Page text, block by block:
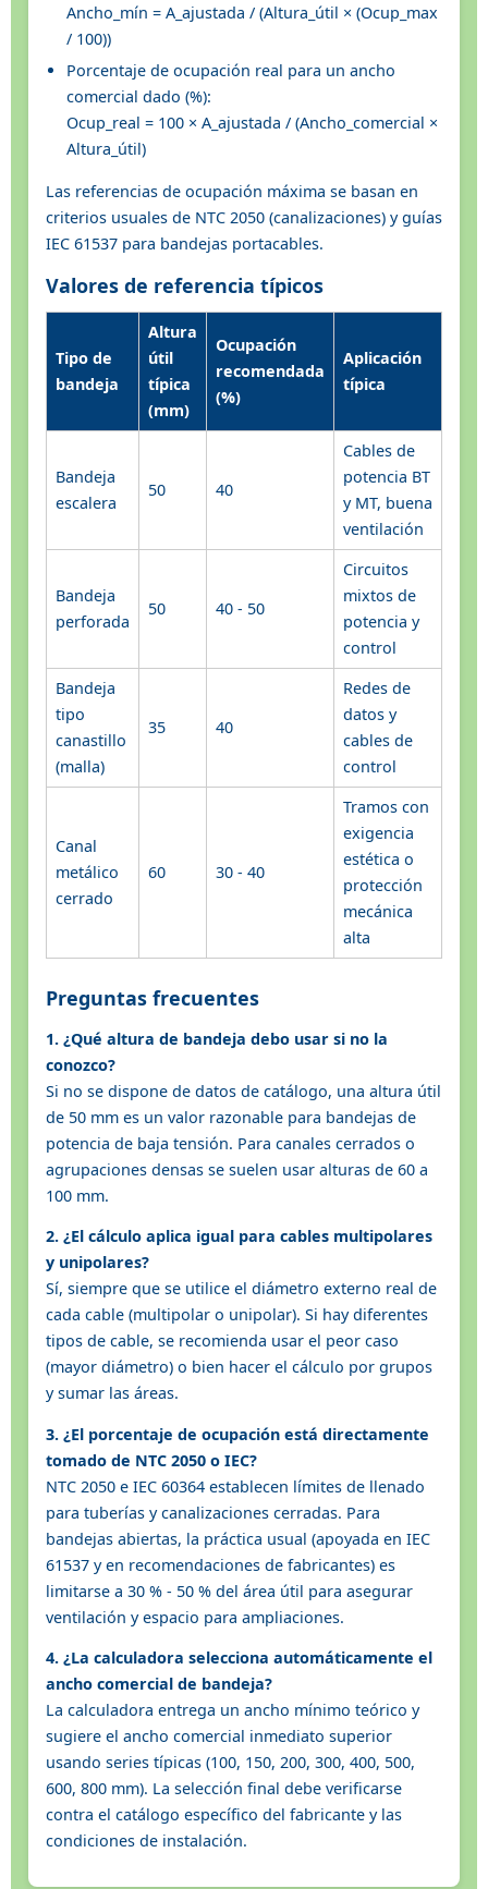
Ancho_mín = A_ajustada / (Altura_útil × (Ocup_max
/ 100))
Porcentaje de ocupación real para un ancho
comercial dado (%):
Ocup_real = 100 × A_ajustada / (Ancho_comercial ×
Altura_útil)
Las referencias de ocupación máxima se basan en
criterios usuales de NTC 2050 (canalizaciones) y guías
IEC 61537 para bandejas portacables.
Valores de referencia típicos
Tipo de
bandeja
Altura
útil
típica
(mm)
Ocupación
recomendada
(%)
Aplicación
típica
Bandeja
escalera
50 40
Cables de
potencia BT
y MT, buena
ventilación
Bandeja
perforada
50 40 - 50
Circuitos
mixtos de
potencia y
control
Bandeja
tipo
canastillo
(malla)
35 40
Redes de
datos y
cables de
control
Canal
metálico
cerrado
60 30 - 40
Tramos con
exigencia
estética o
protección
mecánica
alta
Preguntas frecuentes
1. ¿Qué altura de bandeja debo usar si no la
conozco?
Si no se dispone de datos de catálogo, una altura útil
de 50 mm es un valor razonable para bandejas de
potencia de baja tensión. Para canales cerrados o
agrupaciones densas se suelen usar alturas de 60 a
100 mm.
2. ¿El cálculo aplica igual para cables multipolares
y unipolares?
Sí, siempre que se utilice el diámetro externo real de
cada cable (multipolar o unipolar). Si hay diferentes
tipos de cable, se recomienda usar el peor caso
(mayor diámetro) o bien hacer el cálculo por grupos
y sumar las áreas.
3. ¿El porcentaje de ocupación está directamente
tomado de NTC 2050 o IEC?
NTC 2050 e IEC 60364 establecen límites de llenado
para tuberías y canalizaciones cerradas. Para
bandejas abiertas, la práctica usual (apoyada en IEC
61537 y en recomendaciones de fabricantes) es
limitarse a 30 % - 50 % del área útil para asegurar
ventilación y espacio para ampliaciones.
4. ¿La calculadora selecciona automáticamente el
ancho comercial de bandeja?
La calculadora entrega un ancho mínimo teórico y
sugiere el ancho comercial inmediato superior
usando series típicas (100, 150, 200, 300, 400, 500,
600, 800 mm). La selección final debe verificarse
contra el catálogo específico del fabricante y las
condiciones de instalación.